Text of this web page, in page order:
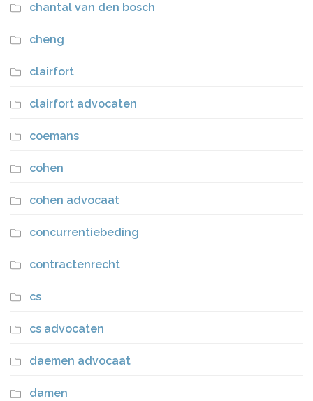
chantal van den bosch
cheng
clairfort
clairfort advocaten
coemans
cohen
cohen advocaat
concurrentiebeding
contractenrecht
cs
cs advocaten
daemen advocaat
damen